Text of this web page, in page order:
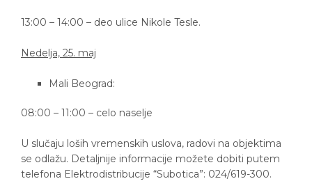
13:00 – 14:00 – deo ulice Nikole Tesle.
Nedelja, 25. maj
Mali Beograd:
08:00 – 11:00 – celo naselje
U slučaju loših vremenskih uslova, radovi na objektima
se odlažu. Detaljnije informacije možete dobiti putem
telefona Elektrodistribucije “Subotica”: 024/619-300.